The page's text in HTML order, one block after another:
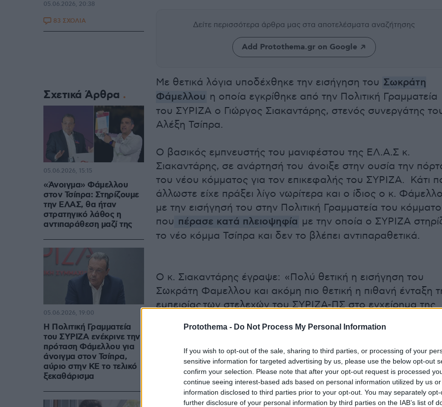
Protothema - Do Not Process My Personal Information
If you wish to opt-out of the sale, sharing to third parties, or processing of your
sensitive information for targeted advertising by us, please use the below opt-out
confirm your selection. Please note that after your opt-out request is processed
continue seeing interest-based ads based on personal information utilized by us
information disclosed to third parties prior to your opt-out. You may separately
further disclosure of your personal information by third parties on the IAB’s list of
Δείτε περισσότερα άρθρα μας στα αποτελέσματα αναζήτησης
Add Protothema.gr on Google
Με θετικά λόγια υποδέχθηκε την εισήγηση του Σωκράτη
Φάμελλου η οποία εγκρίθηκε από την Πολιτική Γραμματεία
του ΣΥΡΙΖΑ ο Γιώργος Σιακαντάρης, στενός συνεργάτης
Αλέξη Τσίπρα.
Ο βασικός εμπνευστής του μανιφέστου της ΕΛ.Α.Σ κ.
Σιακαντάρης, σε ανάρτησή του άνοιξε στην ουσία την
του νέου κόμματος για τον επικεφαλής του ΣΥΡΙΖΑ. Κάτι
άλλωστε είχε πράξει λίγο νωρίτερα και ο ίδιος ο κ.
με την εισήγησή του στην Πολιτική Γραμματεία του
που πέρασε κατά πλειοψηφία με την οποία ο ΣΥΡΙΖΑ
το νέο κόμμα Τσίπρα και δεν το βλέπει αντιπαραθετικά.
Ο κ. Σιακαντάρης έγραψε: «Πολύ θετική η εισήγηση του
Σωκράτη Φαμελλου και ακόμη πιο θετική η πιθανή ένταξη
εμπειρίας των στελεχών του ΣΥΡΙΖΑ-ΠΣ στο εγχείρημα της
του νέου κόμματος».
05.06.2026, 20:38
83 ΣΧΟΛΙΑ
Σχετικά Άρθρα
«Άνοιγμα» Φάμελλου
στον Τσίπρα: Στηρίζουμε
την ΕΛΑΣ, θα ήταν
στρατηγικό λάθος η
αντιπαράθεση μαζί της
05.06.2026, 15:15
Η Πολιτική Γραμματεία
του ΣΥΡΙΖΑ ενέκρινε την
πρόταση Φάμελλου για
άνοιγμα στον Τσίπρα,
αύριο στην ΚΕ το τελικό
ξεκαθάρισμα
05.06.2026, 19:00